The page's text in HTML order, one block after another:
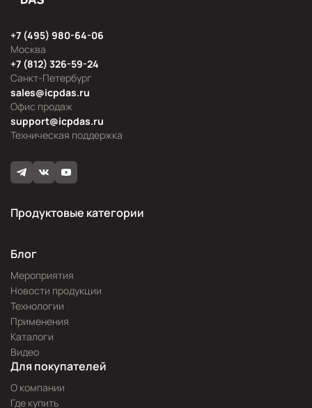
Москва
+7 (495) 980-64-06
Офис продаж
sales@icpdas.ru
Санкт-Петербург
+7 (812) 326-59-24
Техническая поддержка
support@icpdas.ru
Продуктовые категории
Блог
Мероприятия
Новости продукции
Технологии
Применения
Каталоги
Видео
Для покупателей
О компании
Где купить